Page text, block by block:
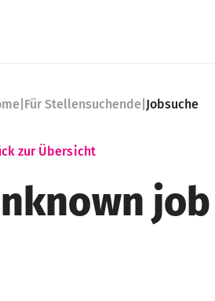
|Für Stellensuchende|Jobsuche
zur Übersicht
job